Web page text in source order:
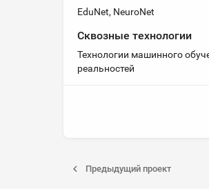
EduNet, NeuroNet
Сквозные технологии
Технологии машинного
реальностей
Предыдущий проект